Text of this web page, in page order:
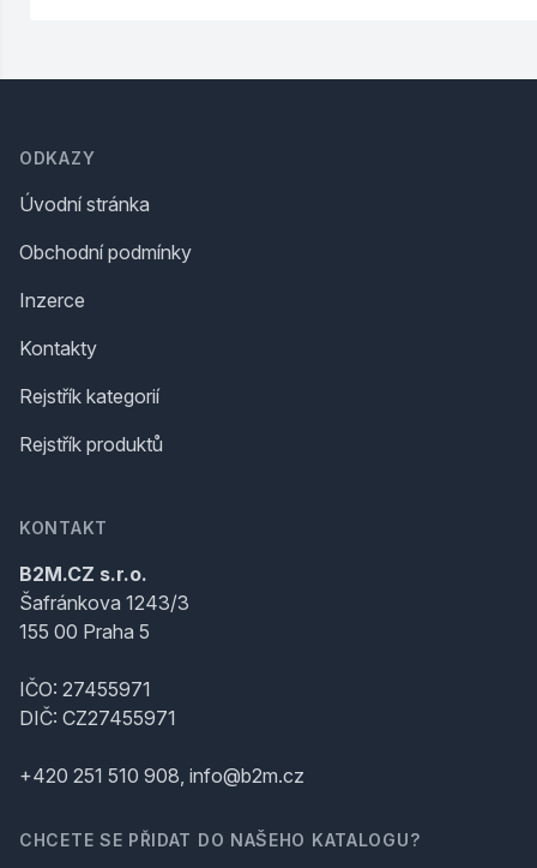
ODKAZY
Úvodní stránka
Obchodní podmínky
Inzerce
Kontakty
Rejstřík kategorií
Rejstřík produktů
KONTAKT
B2M.CZ s.r.o.
Šafránkova 1243/3
155 00 Praha 5
IČO: 27455971
DIČ: CZ27455971
+420 251 510 908, info@b2m.cz
CHCETE SE PŘIDAT DO NAŠEHO KATALOGU?